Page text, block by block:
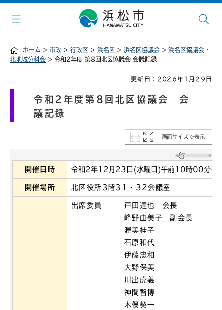
ホーム > 市政 > 行政区 > 浜名区 > 浜名区協議会 > 浜名区協議会・
北地域分科会 > 令和2年度 第8回北区協議会 会議記録
更新日：2026年1月29日
令和2年度第8回北区協議会 会
議記録
画面サイズで表示
開催日時 令和2年12月23日(水曜日)午前10時00分～
開催場所 北区役所3階31・32会議室
出席委員
戸田達也 会長
峰野由美子 副会長
渥美桂子
石原和代
伊藤忠和
大野保美
川出虎義
神間智博
木俣契一